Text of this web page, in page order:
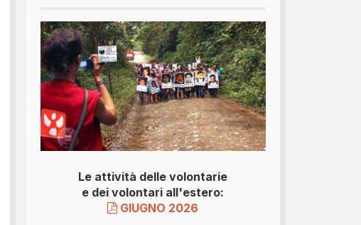
Le attività delle volontarie
e dei volontari all'estero:
GIUGNO 2026